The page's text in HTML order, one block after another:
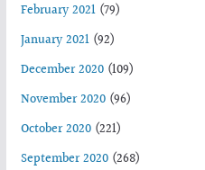
February 2021(79)
January 2021(92)
December 2020(109)
November 2020(96)
October 2020(221)
September 2020(268)